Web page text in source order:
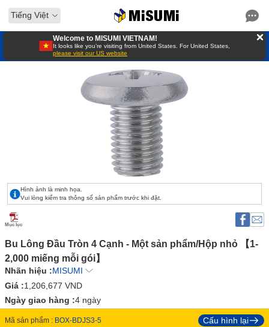
Tiếng Việt
Welcome to MISUMI VIETNAM!
It looks like you’re visiting from United States. For United States,
please visit our US website
Hình ảnh là minh họa.
Vui lòng kiểm tra thông số sản phẩm trước khi đặt.
Mục lục
Bu Lông Đầu Tròn 4 Cạnh - Một sản phẩm/Hộp nhỏ 【1-
2,000 miếng mỗi gói】
Nhãn hiệu :MISUMI
Giá :1,206,677 VND
Ngày giao hàng :4 ngày
Mã sản phẩm : BOX-BDJS3-5 Cấu hình lại